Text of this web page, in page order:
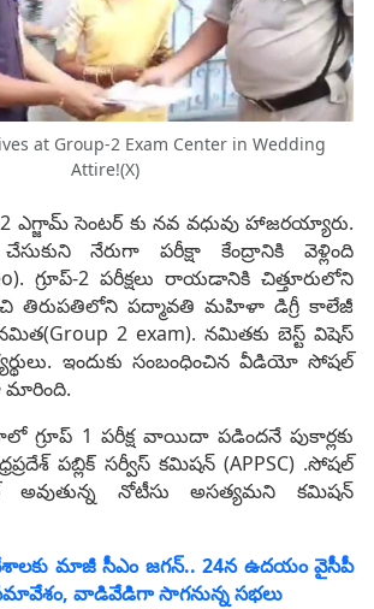
at Group-2 Exam Center in Wedding
Attire!(X)
2 ఎగ్జామ్ సెంటర్ కు నవ వధువు హాజరయ్యారు.
నేరుగా పరీక్షా కేంద్రానికి వెళ్లింది
గ్రూప్-2 పరీక్షలు రాయడానికి చిత్తూరులోని
తిరుపతిలోని పద్మావతి మహిళా డిగ్రీ కాలేజీ
2 exam). నమితకు బెస్ట్ విషెస్
ఇందుకు సంబంధించిన వీడియో సోషల్
1 పరీక్ష వాయిదా పడిందనే పుకార్లకు
పబ్లిక్ సర్వీస్ కమిషన్ (APPSC) .సోషల్
నోటీసు అసత్యమని కమిషన్
మాజీ సీఎం జగన్.. 24న ఉదయం వైసీపీ
వాడివేడిగా సాగనున్న సభలు